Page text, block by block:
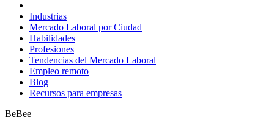
Industrias
Mercado Laboral por Ciudad
Habilidades
Profesiones
Tendencias del Mercado Laboral
Empleo remoto
Blog
Recursos para empresas
BeBee